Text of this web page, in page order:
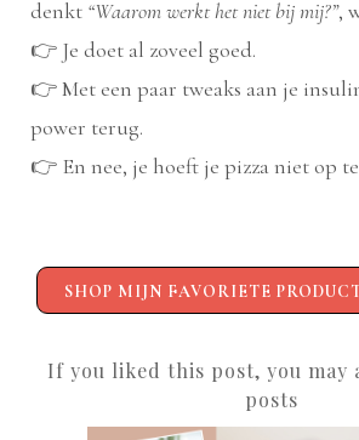
denkt “Waarom werkt het niet bij mij?”,
👉 Je doet al zoveel goed.
👉 Met een paar tweaks aan je
power terug.
👉 En nee, je hoeft je pizza niet op
SHOP MIJN FAVORIETE
If you liked this post, you may
posts